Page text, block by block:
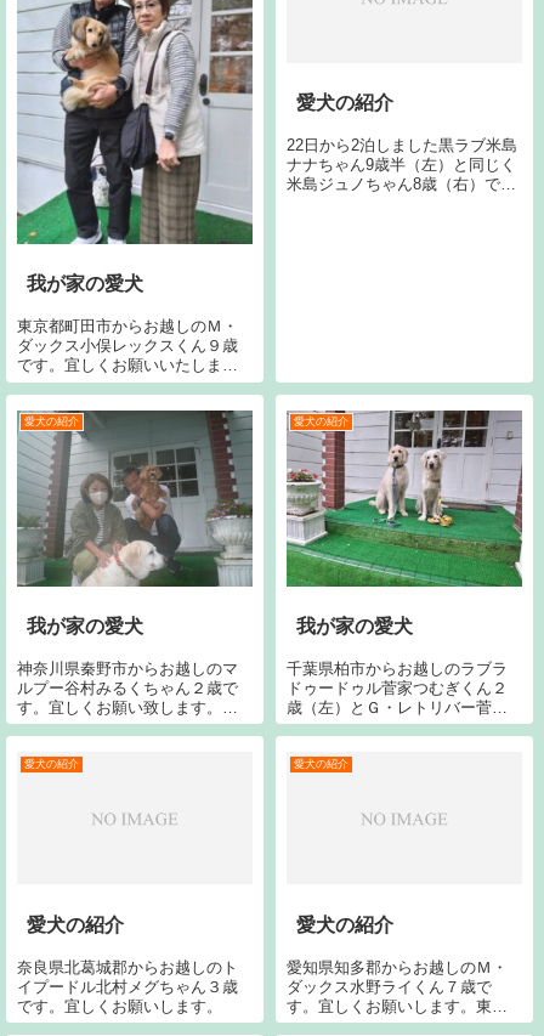
我が家の愛犬
東京都町田市からお越しのＭ・
ダックス小俣レックスくん９歳
です。宜しくお願いいたしま
す。
愛犬の紹介
22日から2泊しました黒ラブ米島
ナナちゃん9歳半（左）と同じく
米島ジュノちゃん8歳（右）で
愛犬の紹介
我が家の愛犬
神奈川県秦野市からお越しのマ
ルプー谷村みるくちゃん２歳で
す。宜しくお願い致します。手
前のラブはジャンヌです。
愛犬の紹介
我が家の愛犬
千葉県柏市からお越しのラブラ
ドゥードゥル菅家つむぎくん２
歳（左）とＧ・レトリバー菅家
うみちゃん１歳（（右）です。
愛犬の紹介
愛犬の紹介
奈良県北葛城郡からお越しのト
イプードル北村メグちゃん３歳
です。宜しくお願いします。
愛犬の紹介
愛犬の紹介
愛知県知多郡からお越しのＭ・
ダックス水野ライくん７歳で
す。宜しくお願いします。東京
都大田区からお越しの黒ラブ五